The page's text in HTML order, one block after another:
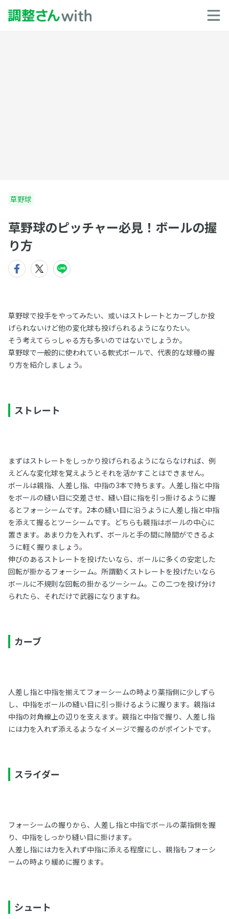
草野球
草野球のピッチャー必見！ボールの握
り方
草野球で投手をやってみたい、或いはストレートとカーブしか投
げられないけど他の変化球も投げられるようになりたい。
そう考えてらっしゃる方も多いのではないでしょうか。
草野球で一般的に使われている軟式ボールで、代表的な球種の握
り方を紹介しましょう。
ストレート
まずはストレートをしっかり投げられるようにならなければ、例
えどんな変化球を覚えようとそれを活かすことはできません。
ボールは親指、人差し指、中指の3本で持ちます。人差し指と中指
をボールの縫い目に交差させ、縫い目に指を引っ掛けるように握
るとフォーシームです。2本の縫い目に沿うように人差し指と中指
を添えて握るとツーシームです。どちらも親指はボールの中心に
置きます。あまり力を入れず、ボールと手の間に隙間ができるよ
うに軽く握りましょう。
伸びのあるストレートを投げたいなら、ボールに多くの安定した
回転が掛かるフォーシーム。所謂動くストレートを投げたいなら
ボールに不規則な回転の掛かるツーシーム。この二つを投げ分け
られたら、それだけで武器になりますね。
カーブ
人差し指と中指を揃えてフォーシームの時より薬指側に少しずら
し、中指をボールの縫い目に引っ掛けるように握ります。親指は
中指の対角線上の辺りを支えます。親指と中指で握り、人差し指
には力を入れず添えるようなイメージで握るのがポイントです。
スライダー
フォーシームの握りから、人差し指と中指でボールの薬指側を握
り、中指をしっかり縫い目に掛けます。
人差し指には力を入れず中指に添える程度にし、親指もフォーシ
ームの時より緩めに握ります。
シュート